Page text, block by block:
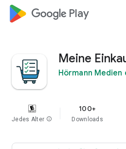
google_logo Play
Meine
Hörmann Medien
Jedes Alter info
100+
Downloads